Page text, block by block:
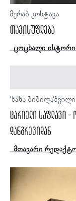
მერაბ კოსტავა
თავისუფლება
ცოცხალი
ზაზა ბიბილაშვილი
ცარიელი საფლავი
დანგრევიდან
მთავარი